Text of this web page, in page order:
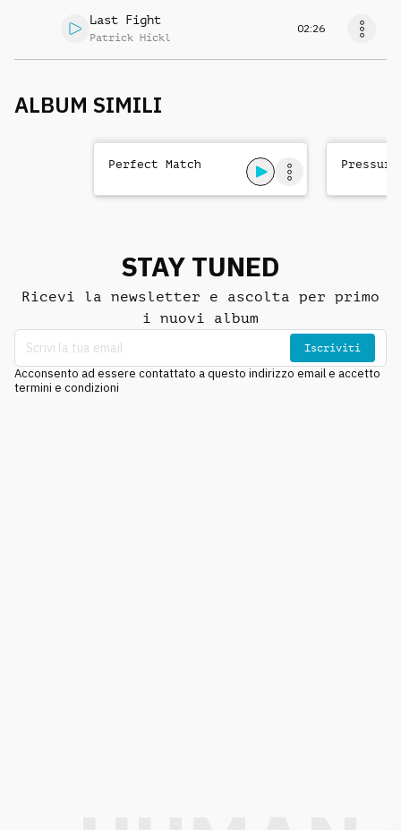
Last Fight
Patrick Hickl
02:26
ALBUM SIMILI
Perfect Match
STAY TUNED
Ricevi la newsletter e ascolta per primo
i nuovi album
Iscriviti
Acconsento ad essere contattato a questo indirizzo email e accetto
termini e condizioni